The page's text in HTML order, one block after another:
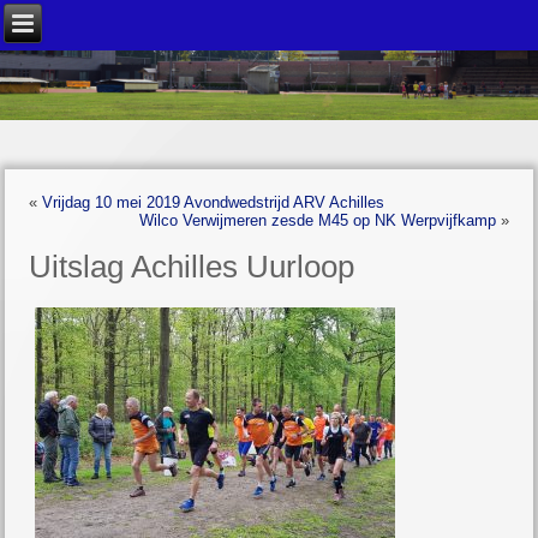
«Vrijdag 10 mei 2019 Avondwedstrijd ARV Achilles
Wilco Verwijmeren zesde M45 op NK Werpvijfkamp»
Uitslag Achilles Uurloop